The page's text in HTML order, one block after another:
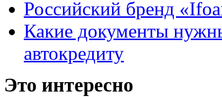
Российский бренд
Какие документы
автокредиту
Это интересно